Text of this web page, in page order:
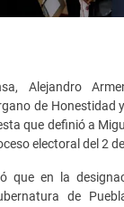
Alejandro
de Honestidad
que definió a
electoral del 2
que en la
de